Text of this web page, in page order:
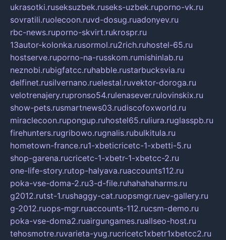
ukrasotki.ruseksuzbek.ruseks-uzbek.ruporno-vk.ru
sovratili.ruolecoon.ruvd-dosug.ruadonyev.ru
rbc-news.ruporno-skvirt.rukrospr.ru
13autor-kolonka.rusormol.ru2rich.ruhostel-65.ru
hostserve.ruporno-na-russkom.rumishinlab.ru
neznobi.rubigfatcc.ruhabble.rustarbucksvia.ru
delfinet.rusilvernano.ruelestal.ruvektor-doroga.ru
velotrenajery.rupronso54.rulenasever.rulovinskix.ru
show-pets.rusmartnews03.rudiscofoxworld.ru
miraclecoon.rupongup.ruhostel65.ruliura.ruglasspb.ru
firehunters.rugribowo.rugnalis.rubulkitula.ru
hometown-france.ru1-xbeticricetc-1-xbetti-5.ru
shop-garena.rucricetc-1-xbetr-1-xbetcc-2.ru
one-life-story.rutop-halyava.ruaccounts112.ru
poka-vse-doma-2.ru3-d-file.ruhahahaharms.ru
g2012.rutst-1.rushaggy-cat.ruopsmgr.ruev-gallery.ru
g-2012.ruops-mgr.ruaccounts-112.rucsm-demo.ru
poka-vse-doma2.ruairgungames.ruallseo-host.ru
tehosmotre.ruvarieta-yug.rucricetc1xbetr1xbetcc2.ru